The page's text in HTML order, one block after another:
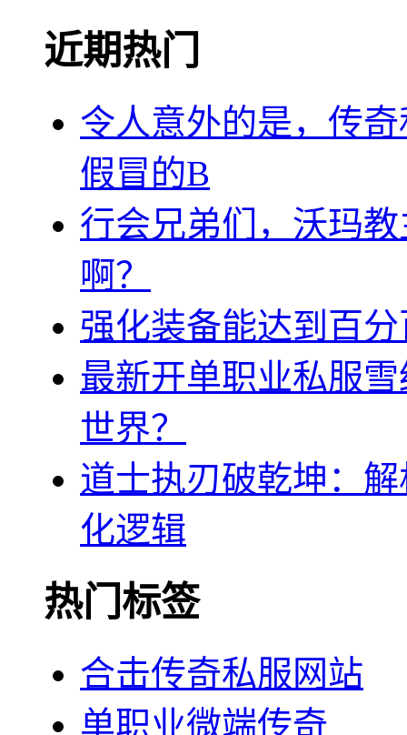
近期热门
令人意外的是，传
假冒的B
行会兄弟们，沃玛
啊？
强化装备能达到百
最新开单职业私服
世界？
道士执刃破乾坤：
化逻辑
热门标签
合击传奇私服网站
单职业微端传奇